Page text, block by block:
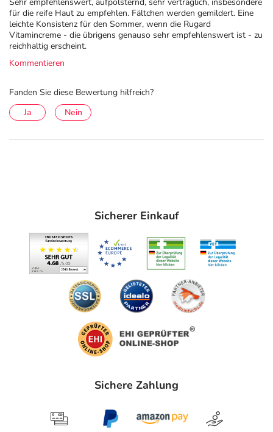
anzeigen
für die reife Haut zu empfehlen. Fältchen werden gemildert. Eine
leichte Konsistenz für den Sommer, wenn die Rugard
Vitamincreme - die übrigens genauso sehr empfehlenswert ist - zu
reichhaltig erscheint.
Kommentieren
Fanden Sie diese Bewertung hilfreich?
Ja
Nein
Sicherer Einkauf
Sichere Zahlung